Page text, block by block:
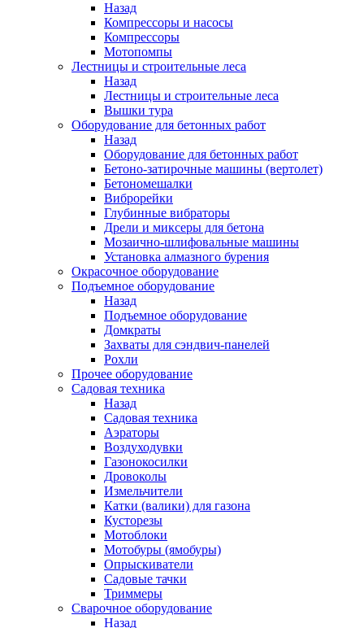
Назад
Компрессоры и насосы
Компрессоры
Мотопомпы
Лестницы и строительные леса
Назад
Лестницы и строительные леса
Вышки тура
Оборудование для бетонных работ
Назад
Оборудование для бетонных работ
Бетоно-затирочные машины (вертолет)
Бетономешалки
Виброрейки
Глубинные вибраторы
Дрели и миксеры для бетона
Мозаично-шлифовальные машины
Установка алмазного бурения
Окрасочное оборудование
Подъемное оборудование
Назад
Подъемное оборудование
Домкраты
Захваты для сэндвич-панелей
Рохли
Прочее оборудование
Садовая техника
Назад
Садовая техника
Аэраторы
Воздуходувки
Газонокосилки
Дровоколы
Измельчители
Катки (валики) для газона
Кусторезы
Мотоблоки
Мотобуры (ямобуры)
Опрыскиватели
Садовые тачки
Триммеры
Сварочное оборудование
Назад